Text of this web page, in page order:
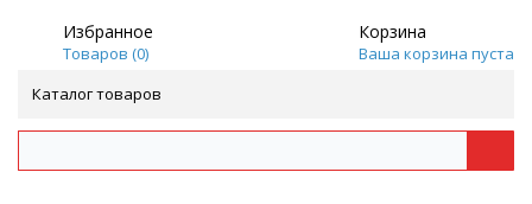
Избранное
Товаров (0)
Корзина
Ваша корзина пуста
Каталог товаров